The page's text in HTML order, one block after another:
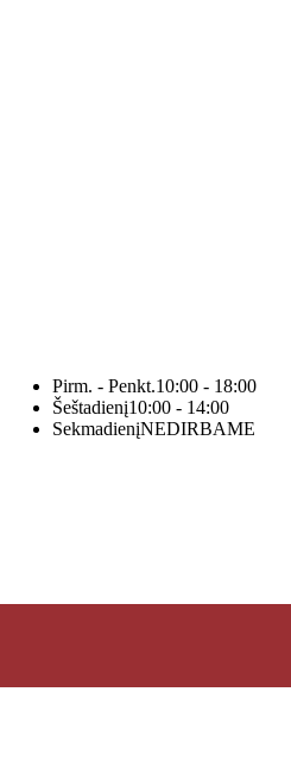
Pirm. - Penkt.10:00 - 18:00
Šeštadienį10:00 - 14:00
SekmadienįNEDIRBAME